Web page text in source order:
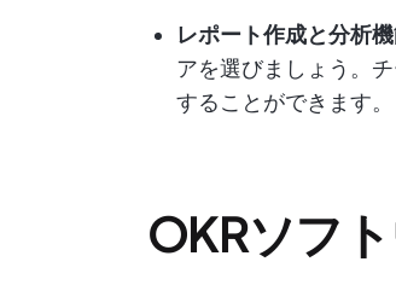
レポート作成と分析機
アを選びましょう。
することができます。
OKRソフ